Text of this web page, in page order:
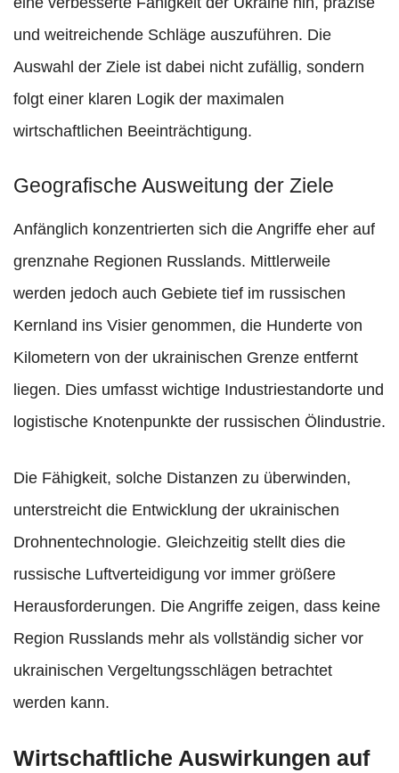
und weitreichende Schläge auszuführen. Die
Auswahl der Ziele ist dabei nicht zufällig, sondern
folgt einer klaren Logik der maximalen
wirtschaftlichen Beeinträchtigung.
Geografische Ausweitung der Ziele
Anfänglich konzentrierten sich die Angriffe eher auf
grenznahe Regionen Russlands. Mittlerweile
werden jedoch auch Gebiete tief im russischen
Kernland ins Visier genommen, die Hunderte von
Kilometern von der ukrainischen Grenze entfernt
liegen. Dies umfasst wichtige Industriestandorte und
logistische Knotenpunkte der russischen Ölindustrie.
Die Fähigkeit, solche Distanzen zu überwinden,
unterstreicht die Entwicklung der ukrainischen
Drohnentechnologie. Gleichzeitig stellt dies die
russische Luftverteidigung vor immer größere
Herausforderungen. Die Angriffe zeigen, dass keine
Region Russlands mehr als vollständig sicher vor
ukrainischen Vergeltungsschlägen betrachtet
werden kann.
Wirtschaftliche Auswirkungen auf